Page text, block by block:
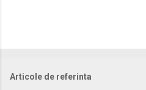
Articole de referinta